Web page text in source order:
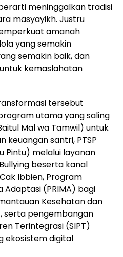
meninggalkan tradisi
masyayikh. Justru
amanah
yang semakin
semakin baik, dan
kemaslahatan
tersebut
utama yang saling
Mal wa Tamwil) untuk
keuangan santri, PTSP
Pintu) melalui layanan
beserta kanal
Ibbien, Program
Adaptasi (PRIMA) bagi
Kesehatan dan
serta pengembangan
Terintegrasi (SIPT)
ekosistem digital